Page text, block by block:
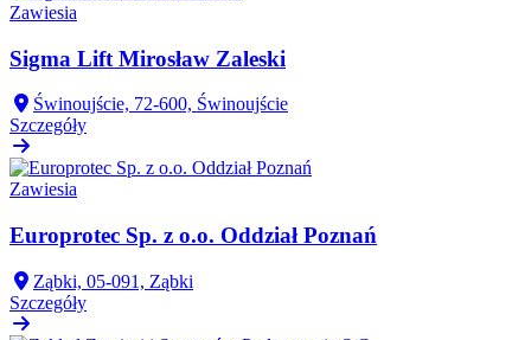
Zawiesia
Sigma Lift Mirosław Zaleski
Świnoujście, 72-600, Świnoujście
Szczegóły
Zawiesia
Europrotec Sp. z o.o. Oddział Poznań
Ząbki, 05-091, Ząbki
Szczegóły